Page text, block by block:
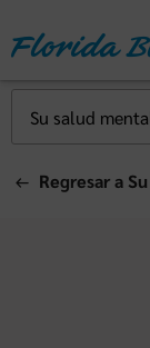
Regresar a